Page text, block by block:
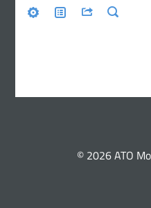
© 2026 ATO